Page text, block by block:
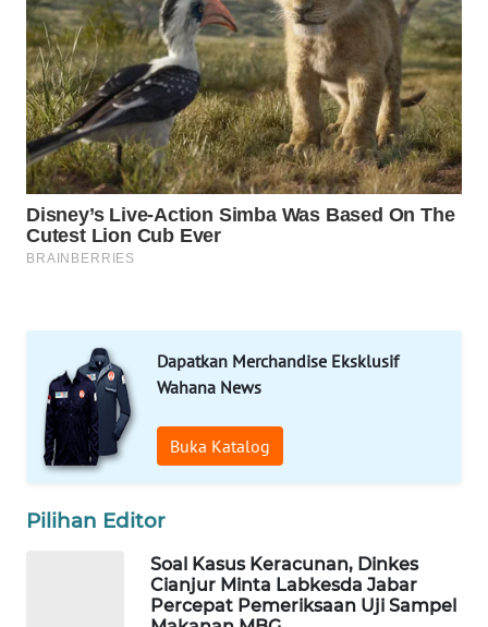
Dapatkan Merchandise Eksklusif
Wahana News
Buka Katalog
Pilihan Editor
Soal Kasus Keracunan, Dinkes
Cianjur Minta Labkesda Jabar
Percepat Pemeriksaan Uji Sampel
NET
WAHANA
SPORT
WAHANA
UMKM
WAHANA
SELEB
PERSONA
WAHANA
OTOMOTIF
WAHANA